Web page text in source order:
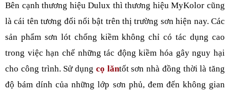
Bên cạnh thương hiệu Dulux thì thương hiệu MyKolor cũng
là cái tên tương đối nổi bật trên thị trường sơn hiện nay. Các
sản phẩm sơn lót chống kiềm không chỉ có tác dụng cao
trong việc hạn chế những tác động kiềm hóa gây nguy hại
cho công trình. Sử dụng cọ lăntốt sơn nhà đồng thời là tăng
độ bám dính của những lớp sơn phủ, đem đến không gian